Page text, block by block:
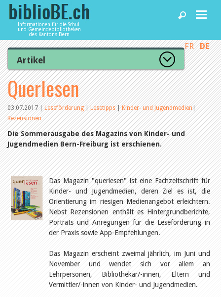
Informationen für die Schul-
und Gemeindebibliotheken
des Kantons Bern
Home
News und Fachbeiträge
Bibliotheken
Agenda
Dienstleistungen
biblioBE nutzen
FR DE
Artikel
Zur Artikelübersicht
Lesenswert
Gut bewertet
Kategorien
Aus dem Amt für Kultur
Aus der Kommission
Aus den Bibliotheken
Organisation
Raum und Infrastruktur
Bestand
Benutzung
Finanzen
Personal
Qualitätsmanagement
Recht und Politik
Öffentlichkeitsarbeit
Leseförderung
Verschiedenes
Aus- und Weiterbildung
Querlesen
03.07.2017|Leseförderung|Lesetipps|Kinder- und Jugendmedien|
Rezensionen
Die Sommerausgabe des Magazins von Kinder- und
Jugendmedien Bern-Freiburg ist erschienen.
Das Magazin "querlesen" ist eine Fachzeitschrift für
Kinder- und Jugendmedien, deren Ziel es ist, die
Orientierung im riesigen Medienangebot erleichtern.
Nebst Rezensionen enthält es Hintergrundberichte,
Porträts und Anregungen für die Leseförderung in
der Praxis sowie App-Empfehlungen.
Das Magazin erscheint zweimal jährlich, im Juni und
November und wendet sich vor allem an
Lehrpersonen, Bibliothekar/-innen, Eltern und
Vermittler/-innen von Kinder- und Jugendmedien.